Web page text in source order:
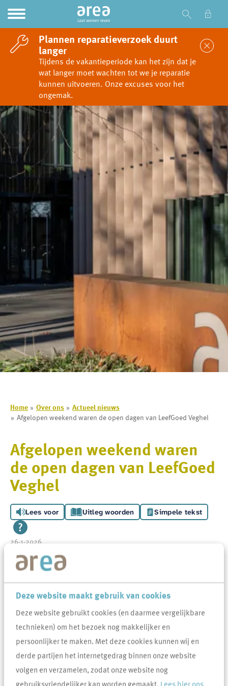
Deze website maakt gebruik van cookies
Deze website gebruikt cookies (en daarmee vergelijkbare
technieken) om het bezoek nog makkelijker en
persoonlijker te maken. Met deze cookies kunnen wij en
derde partijen het internetgedrag binnen onze website
volgen en verzamelen, zodat onze website nog
gebruiksvriendelijker kan worden gemaakt. Lees hier ons
Naar hoofdinhoud
Naar hoofdnavigatiemenu
Naar de homepage
Ga naar Hoofd
Plannen reparatieverzoek duurt
langer
Tijdens de vakantieperiode kan het zijn dat je
wat langer moet wachten tot we je reparatie
kunnen uitvoeren. Onze excuses voor het
ongemak.
Home Over ons
Actueel nieuws
Afgelopen weekend waren de open dagen van LeefGoed Veghel
Afgelopen weekend waren
de open dagen van LeefGoed
Veghel
Lees voor Uitleg woorden Simpele tekst
26-1-2026
Afgelopen weekend is het LeefGoed Centrum officieel geopend. Het
LeefGoed Centrum is dé plek waar inwoners terechtkunnen voor
ondersteuning en hulp. Met 11 partners werken we hier samen.
Area, de gemeente (met ‘PIM Werkt’ en het Informatiepunt Sociaal
Domein) en Sociaal Werk Meierijstad hebben hier een vaste plek.
Het was een geslaagde dag en veel mensen kwamen een kijkje
nemen op deze bijzondere locatie.
Samen met Rik Compagne (gemeente Meierijstad), Maarten Gielen